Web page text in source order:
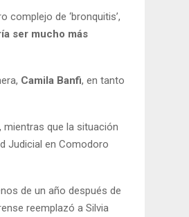
complejo de ‘bronquitis’,
ser mucho más
Camila Banfi, en tanto
que la situación
Judicial en Comodoro
de un año después de
reemplazó a Silvia